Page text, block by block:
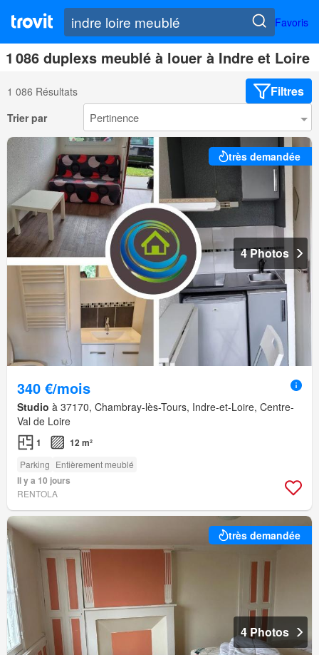
Favoris
1 086 duplexs meublé à louer à Indre et Loire
1 086 Résultats Filtres
Trier par
très demandée
4 Photos
340 €/mois
Studio à 37170, Chambray-lès-Tours, Indre-et-Loire, Centre-
Val de Loire
1 12 m²
Parking Entièrement meublé
Il y a 10 jours
RENTOLA
très demandée
4 Photos